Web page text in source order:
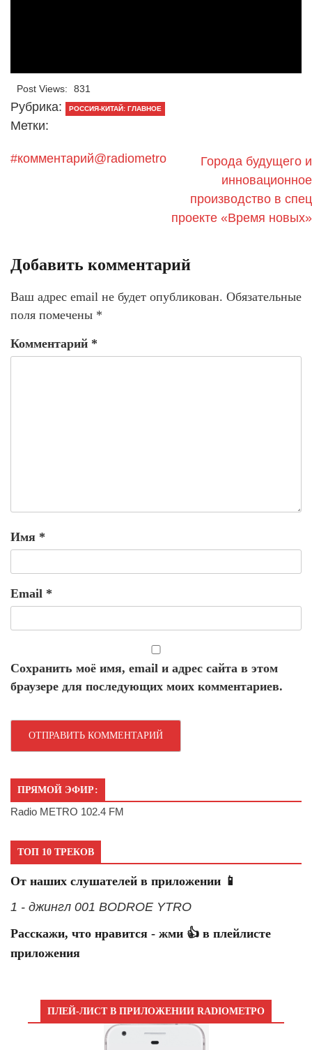
Post Views: 831
Рубрика: РОССИЯ-КИТАЙ: ГЛАВНОЕ
Метки:
#комментарий@radiometro
Города будущего и
инновационное
производство в спец
проекте «Время новых»
Добавить комментарий
Ваш адрес email не будет опубликован. Обязательные
поля помечены *
Комментарий *
Имя *
Email *
Сохранить моё имя, email и адрес сайта в этом
браузере для последующих моих комментариев.
ПРЯМОЙ ЭФИР:
Radio METRO 102.4 FM
ТОП 10 ТРЕКОВ
От наших слушателей в приложении 📱
1 - джингл 001 BODROE YTRO
Расскажи, что нравится - жми 👍 в плейлисте
приложения
ПЛЕЙ-ЛИСТ В ПРИЛОЖЕНИИ RADIOМЕТРО